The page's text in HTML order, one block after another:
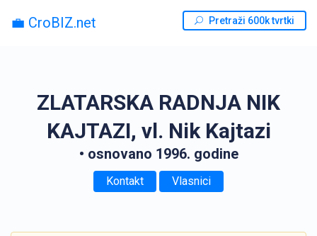
💼 CroBIZ.net Pretraži 600k tvrtki
ZLATARSKA RADNJA NIK
KAJTAZI, vl. Nik Kajtazi
• osnovano 1996. godine
Kontakt Vlasnici